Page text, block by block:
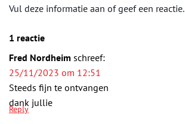
Vul deze informatie aan of geef een reactie.
1 reactie
Fred Nordheim schreef:
25/11/2023 om 12:51
Steeds fijn te ontvangen
dank jullie
Reply